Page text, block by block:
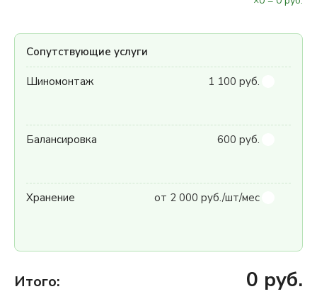
Сопутствующие услуги
Шиномонтаж 1 100 руб.
Балансировка 600 руб.
Хранение от 2 000 руб./шт/мес
Итого: 0 руб.